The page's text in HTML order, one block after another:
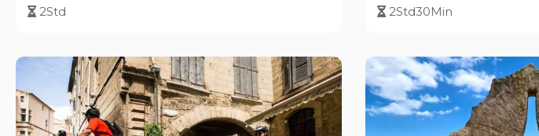
2Std
2Std30Min